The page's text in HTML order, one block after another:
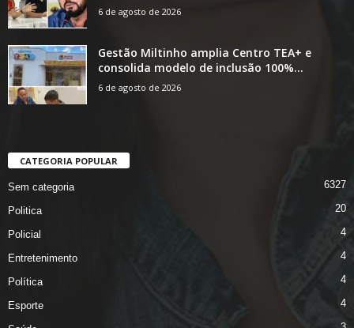
6 de agosto de 2026
Gestão Miltinho amplia Centro TEA+ e
consolida modelo de inclusão 100%...
6 de agosto de 2026
CATEGORIA POPULAR
Sem categoria 6327
Politica 20
Policial 4
Entretenimento 4
Política 4
Esporte 4